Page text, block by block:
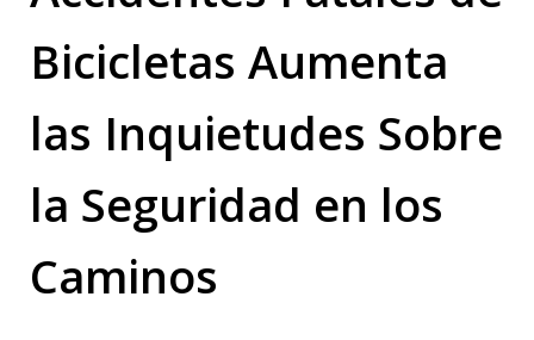
Bicicletas Aumenta
las Inquietudes Sobre
la Seguridad en los
Caminos